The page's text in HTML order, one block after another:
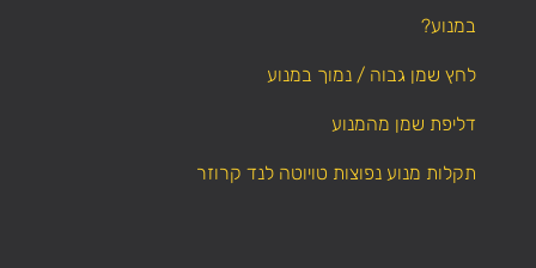
במנוע?
לחץ שמן גבוה / נמוך במנוע
דליפת שמן מהמנוע
תקלות מנוע נפוצות טויוטה לנד קרוזר